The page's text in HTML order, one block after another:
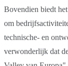
Bovendien biedt
om
technische- en
verwonderlijk dat